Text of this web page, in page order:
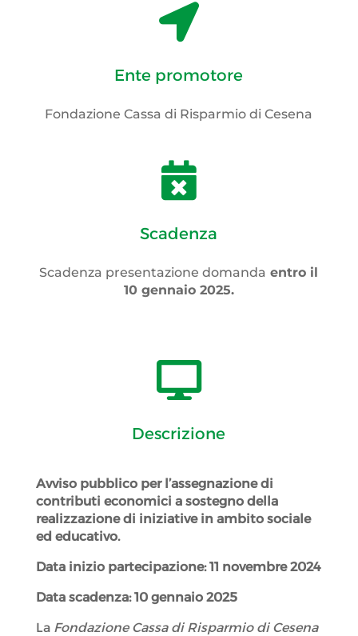

Ente promotore
Fondazione Cassa di Risparmio di Cesena

Scadenza
Scadenza presentazione domanda entro il
10 gennaio 2025.

Descrizione
Avviso pubblico per l’assegnazione di
contributi economici a sostegno della
realizzazione di iniziative in ambito sociale
ed educativo.
Data inizio partecipazione: 11 novembre 2024
Data scadenza: 10 gennaio 2025
La Fondazione Cassa di Risparmio di Cesena